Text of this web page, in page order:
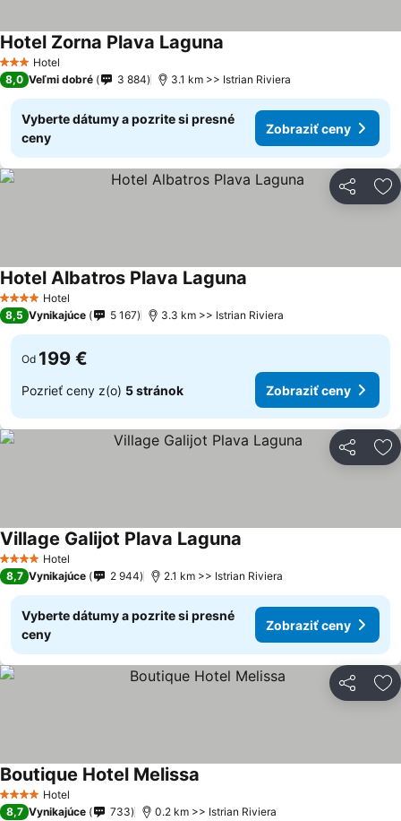
3 Počet hviezdičiek
Hotel
Hotel Zorna Plava Laguna
8,0 Veľmi dobré 3 884 3.1 km >> Istrian Riviera
Vyberte dátumy a pozrite si presné
ceny
Zobraziť ceny
Zdieľať
4 Počet hviezdičiek
Hotel
Hotel Albatros Plava Laguna
8,5 Vynikajúce 5 167 3.3 km >> Istrian Riviera
Od 199 €
Pozrieť ceny z(o) 5 stránok Zobraziť ceny
Zdieľať
4 Počet hviezdičiek
Hotel
Village Galijot Plava Laguna
8,7 Vynikajúce 2 944 2.1 km >> Istrian Riviera
Vyberte dátumy a pozrite si presné
ceny
Zobraziť ceny
Zdieľať
4 Počet hviezdičiek
Hotel
Boutique Hotel Melissa
8,7 Vynikajúce 733 0.2 km >> Istrian Riviera